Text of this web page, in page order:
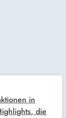
in
die